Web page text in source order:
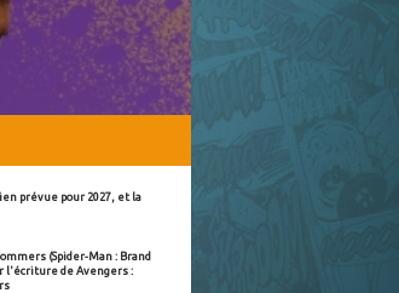
prévue pour 2027, et la
(Spider-Man : Brand
l'écriture de Avengers :